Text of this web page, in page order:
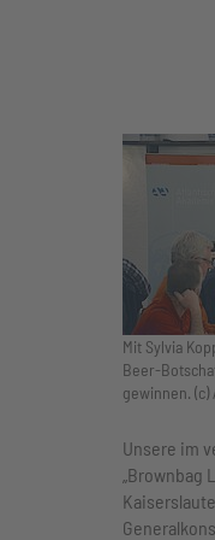
Mit Sylvia
Beer-
gewinnen. (c)
Unsere im
„Brownbag